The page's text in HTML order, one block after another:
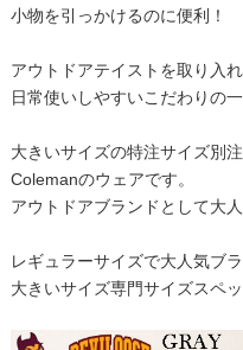
小物を引っかけるのに便利！
アウトドアテイストを取り入れ
日常使いしやすいこだわりの
大きいサイズの特注サイズ別
Colemanのウェアです。
アウトドアブランドとして大
レギュラーサイズで大人気ブ
大きいサイズ専門サイズスペ